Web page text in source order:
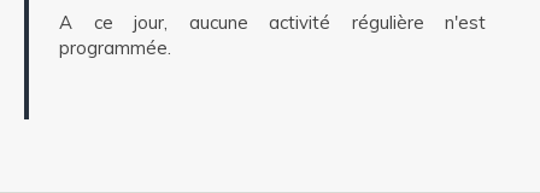
A ce jour, aucune activité régulière n'est
programmée.